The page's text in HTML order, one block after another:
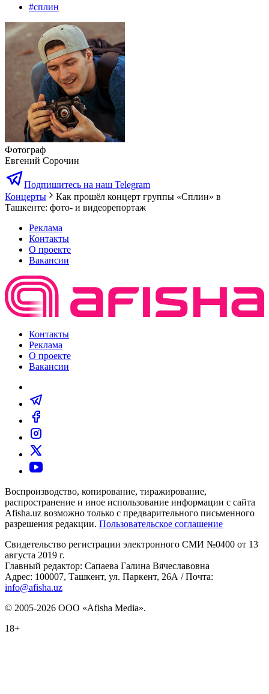
#сплин
Фотограф
Евгений Сорочин
Подпишитесь на наш Telegram
Концерты
Как прошёл концерт группы «Сплин» в
Ташкенте: фото- и видеорепортаж
Реклама
Контакты
О проекте
Вакансии
Контакты
Реклама
О проекте
Вакансии
Воспроизводство, копирование, тиражирование,
распространение и иное использование информации с сайта
Afisha.uz возможно только с предварительного письменного
разрешения редакции. Пользовательское соглашение
Свидетельство регистрации электронного СМИ №0400 от 13
августа 2019 г.
Главный редактор: Сапаева Галина Вячеславовна
Адрес: 100007, Ташкент, ул. Паркент, 26А / Почта:
info@afisha.uz
© 2005-2026 ООО «Afisha Media».
18+